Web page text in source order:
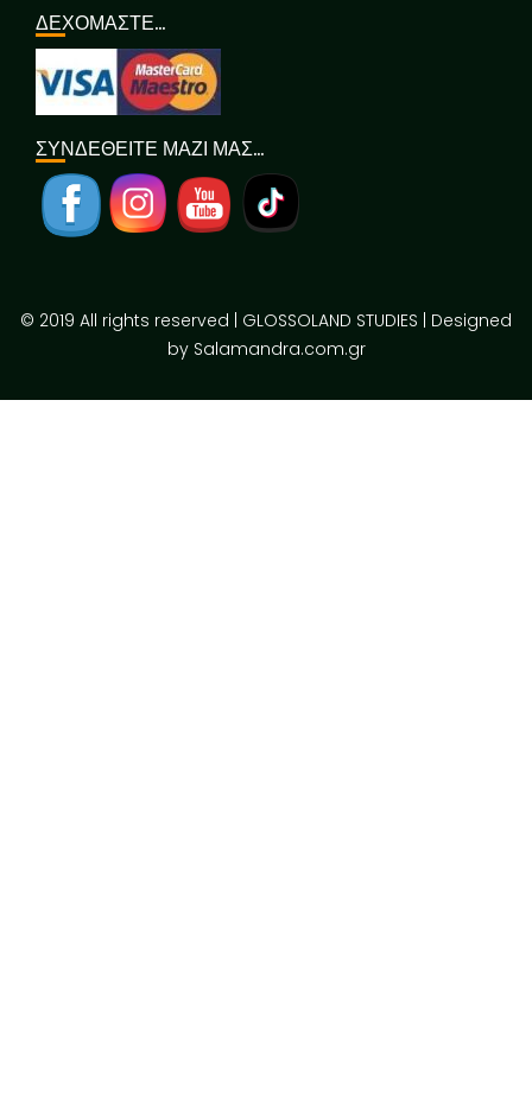
ΔΕΧΟΜΑΣΤΕ…
ΣΥΝΔΕΘΕΙΤΕ ΜΑΖΙ ΜΑΣ…
© 2019 All rights reserved | GLOSSOLAND STUDIES | Designed
by Salamandra.com.gr